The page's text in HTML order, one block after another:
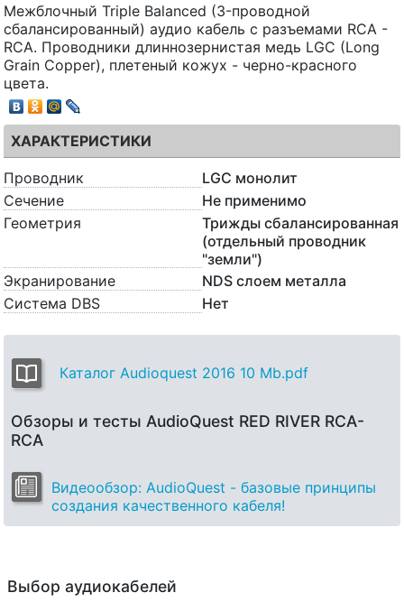
Межблочный Triple Balanced (3-проводной
сбалансированный) аудио кабель с разъемами RCA -
RCA. Проводники длиннозернистая медь LGC (Long
Grain Copper), плетеный кожух - черно-красного
цвета.
ХАРАКТЕРИСТИКИ
Проводник
LGC монолит
Сечение
Не применимо
Геометрия
Трижды сбалансированная
(отдельный проводник
"земли")
Экранирование
NDS слоем металла
Система DBS
Нет
Каталог Audioquest 2016 10 Mb.pdf
Обзоры и тесты AudioQuest RED RIVER RCA-
RCA
Видеообзор: AudioQuest - базовые принципы
создания качественного кабеля!
Выбор аудиокабелей